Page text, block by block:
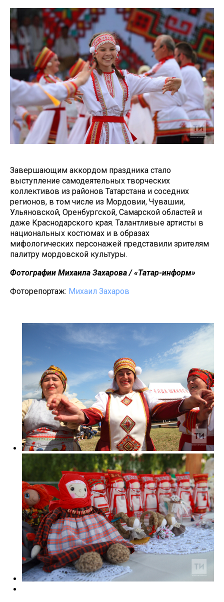
Завершающим аккордом праздника стало
выступление самодеятельных творческих
коллективов из районов Татарстана и соседних
регионов, в том числе из Мордовии, Чувашии,
Ульяновской, Оренбургской, Самарской областей и
даже Краснодарского края. Талантливые артисты в
национальных костюмах и в образах
мифологических персонажей представили зрителям
палитру мордовской культуры.
Фотографии Михаила Захарова / «Татар-информ»
Фоторепортаж: Михаил Захаров